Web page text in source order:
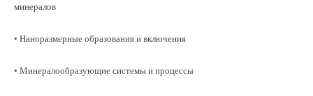
минералов
• Наноразмерные образования и включения
• Минералообразующие системы и процессы